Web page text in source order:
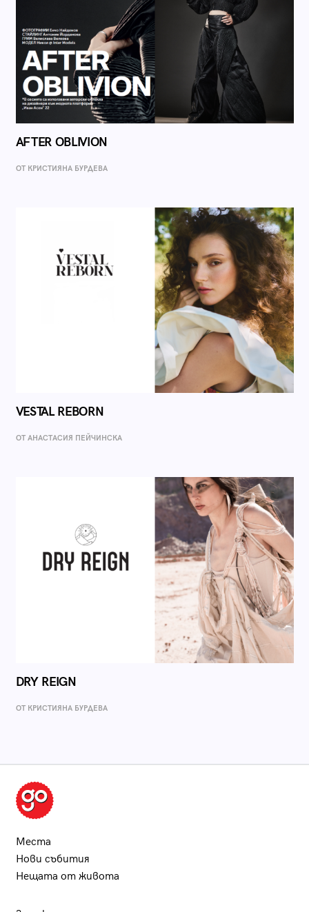
AFTER OBLIVION
ОТ КРИСТИЯНА БУРДЕВА
VESTAL REBORN
ОТ AНАСТАСИЯ ПЕЙЧИНСКА
DRY REIGN
ОТ КРИСТИЯНА БУРДЕВА
Места
Нови събития
Нещата от живота